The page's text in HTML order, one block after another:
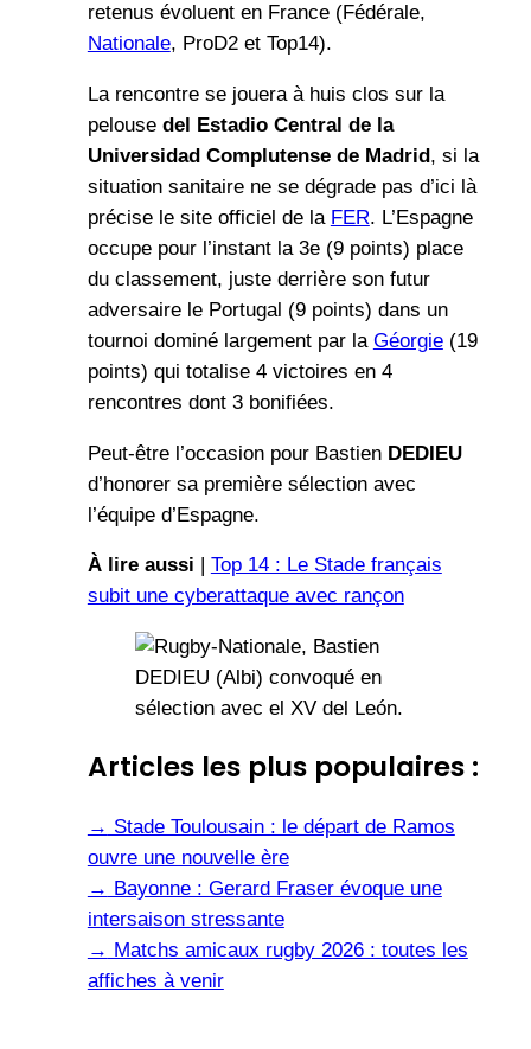
retenus évoluent en France (Fédérale,
Nationale, ProD2 et Top14).
La rencontre se jouera à huis clos sur la
pelouse del Estadio Central de la
Universidad Complutense de Madrid, si la
situation sanitaire ne se dégrade pas d’ici là
précise le site officiel de la FER. L’Espagne
occupe pour l’instant la 3e (9 points) place
du classement, juste derrière son futur
adversaire le Portugal (9 points) dans un
tournoi dominé largement par la Géorgie(19
points) qui totalise 4 victoires en 4
rencontres dont 3 bonifiées.
Peut-être l’occasion pour Bastien DEDIEU
d’honorer sa première sélection avec
l’équipe d’Espagne.
À lire aussi
Top 14 : Le Stade français
subit une cyberattaque avec rançon
Articles les plus populaires :
→ Stade Toulousain : le départ de Ramos
ouvre une nouvelle ère
→ Bayonne : Gerard Fraser évoque une
intersaison stressante
→ Matchs amicaux rugby 2026 : toutes les
affiches à venir